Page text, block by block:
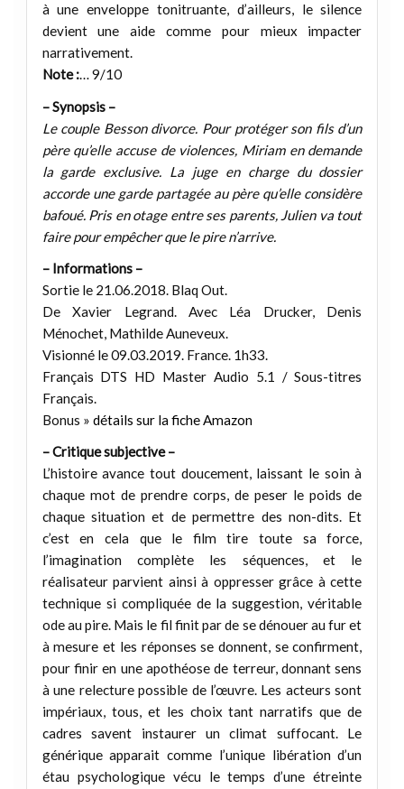
à une enveloppe tonitruante, d’ailleurs, le silence
devient une aide comme pour mieux impacter
narrativement.
Note :… 9/10
– Synopsis –
Le couple Besson divorce. Pour protéger son fils d’un
père qu’elle accuse de violences, Miriam en demande
la garde exclusive. La juge en charge du dossier
accorde une garde partagée au père qu’elle considère
bafoué. Pris en otage entre ses parents, Julien va tout
faire pour empêcher que le pire n’arrive.
– Informations –
Sortie le 21.06.2018. Blaq Out.
De Xavier Legrand. Avec Léa Drucker, Denis
Ménochet, Mathilde Auneveux.
Visionné le 09.03.2019. France. 1h33.
Français DTS HD Master Audio 5.1 / Sous-titres
Français.
Bonus » détails sur la fiche Amazon
– Critique subjective –
L’histoire avance tout doucement, laissant le soin à
chaque mot de prendre corps, de peser le poids de
chaque situation et de permettre des non-dits. Et
c’est en cela que le film tire toute sa force,
l’imagination complète les séquences, et le
réalisateur parvient ainsi à oppresser grâce à cette
technique si compliquée de la suggestion, véritable
ode au pire. Mais le fil finit par de se dénouer au fur et
à mesure et les réponses se donnent, se confirment,
pour finir en une apothéose de terreur, donnant sens
à une relecture possible de l’œuvre. Les acteurs sont
impériaux, tous, et les choix tant narratifs que de
cadres savent instaurer un climat suffocant. Le
générique apparait comme l’unique libération d’un
étau psychologique vécu le temps d’une étreinte